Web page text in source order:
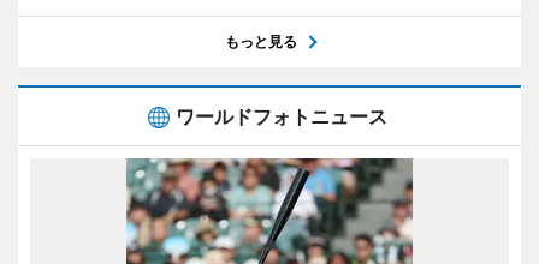
もっと見る
ワールドフォトニュース